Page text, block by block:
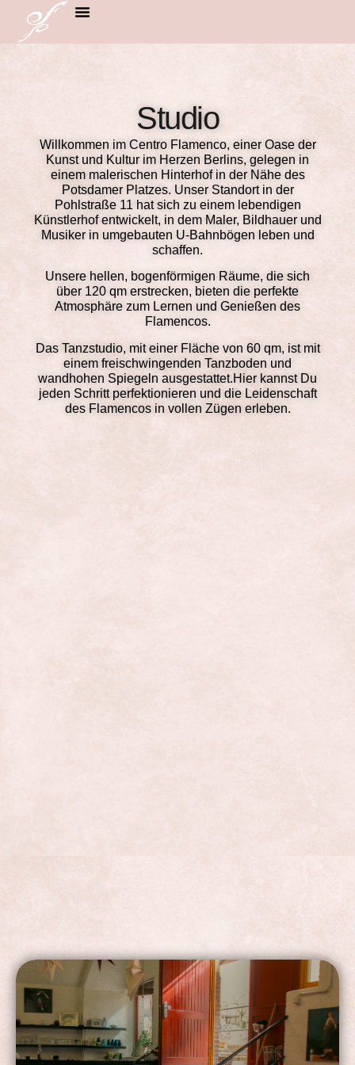
Studio
Willkommen im Centro Flamenco, einer Oase der
Kunst und Kultur im Herzen Berlins, gelegen in
einem malerischen Hinterhof in der Nähe des
Potsdamer Platzes. Unser Standort in der
Pohlstraße 11 hat sich zu einem lebendigen
Künstlerhof entwickelt, in dem Maler, Bildhauer und
Musiker in umgebauten U-Bahnbögen leben und
schaffen.
Unsere hellen, bogenförmigen Räume, die sich
über 120 qm erstrecken, bieten die perfekte
Atmosphäre zum Lernen und Genießen des
Flamencos.
Das Tanzstudio, mit einer Fläche von 60 qm, ist mit
einem freischwingenden Tanzboden und
wandhohen Spiegeln ausgestattet.Hier kannst Du
jeden Schritt perfektionieren und die Leidenschaft
des Flamencos in vollen Zügen erleben.